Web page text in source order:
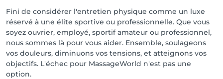
Fini de considérer l'entretien physique comme un luxe
réservé à une élite sportive ou professionnelle. Que vous
soyez ouvrier, employé, sportif amateur ou professionnel,
nous sommes là pour vous aider. Ensemble, soulageons
vos douleurs, diminuons vos tensions, et atteignons vos
objectifs. L'échec pour MassageWorld n'est pas une
option.